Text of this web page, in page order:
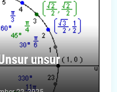
unsur